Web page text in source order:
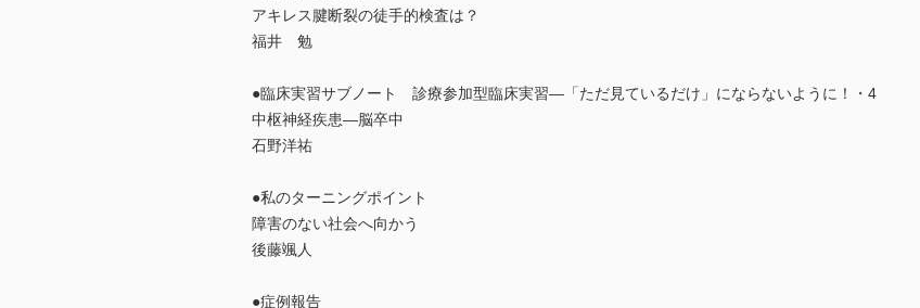
アキレス腱断裂の徒手的検査は？
福井 勉
●臨床実習サブノート 診療参加型臨床実習―「ただ見ているだけ」にならないように！・4
中枢神経疾患―脳卒中
石野洋祐
●私のターニングポイント
障害のない社会へ向かう
後藤颯人
●症例報告